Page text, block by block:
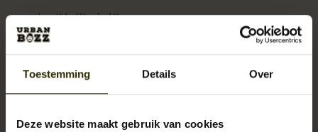
Toestemming Details Over
Deze website maakt gebruik van cookies
Levertijd:
Uitverkocht!
Artikelnummer:
Beschikbaarheid:
€19,95Incl. btw